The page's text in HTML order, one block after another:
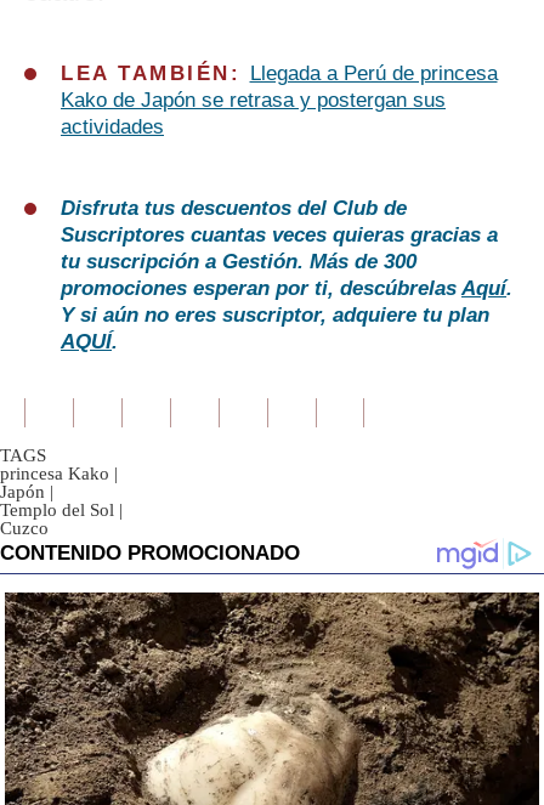
LEA TAMBIÉN:
Llegada a Perú de princesa
Kako de Japón se retrasa y postergan sus
actividades
Disfruta tus descuentos del Club de
Suscriptores cuantas veces quieras gracias a
tu suscripción a Gestión. Más de 300
promociones esperan por ti, descúbrelasAquí.
Y si aún no eres suscriptor, adquiere tu plan
AQUÍ.
TAGS
princesa Kako |
Japón |
Templo del Sol |
Cuzco